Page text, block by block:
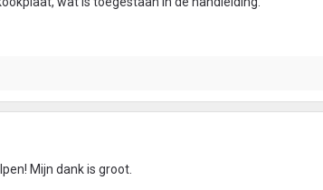
Mijn dank is groot.